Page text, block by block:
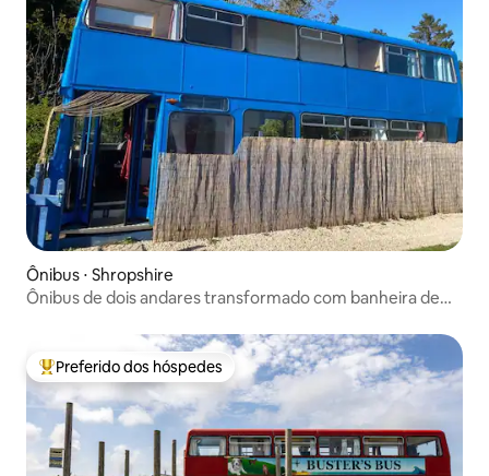
Ônibus ⋅ Shropshire
Ônibus de dois andares transformado com banheira de
Entre os melhores preferidos dos hóspedes
Preferido dos hóspedes